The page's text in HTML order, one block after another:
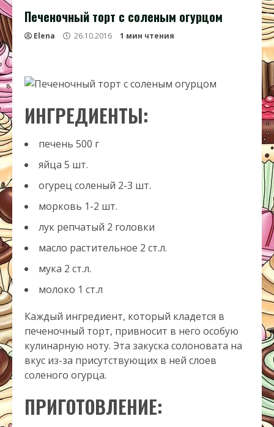
Печеночный торт с соленым огурцом
Elena 26.10.2016 1 мин чтения
ИНГРЕДИЕНТЫ:
печень 500 г
яйца 5 шт.
огурец соленый 2-3 шт.
морковь 1-2 шт.
лук репчатый 2 головки
масло растительное 2 ст.л.
мука 2 ст.л.
молоко 1 ст.л
Каждый ингредиент, который кладется в
печеночный торт, привносит в него особую
кулинарную ноту. Эта закуска солоновата на
вкус из-за присутствующих в ней слоев
соленого огурца.
ПРИГОТОВЛЕНИЕ: